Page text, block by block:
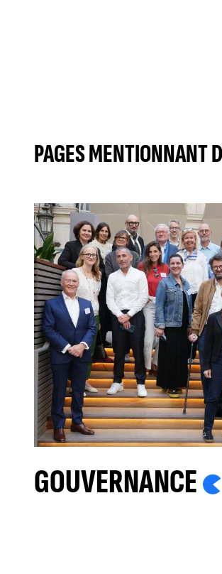
PAGES MENTIONNANT
GOUVERNANCE